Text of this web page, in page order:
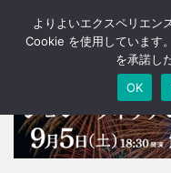
よりよいエクスペリエン
Cookie を使用しています
を承諾し
OK